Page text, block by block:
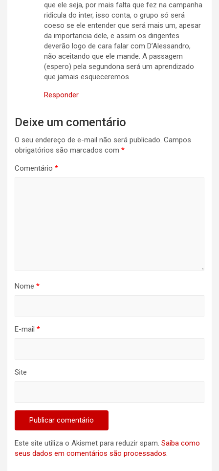
que ele seja, por mais falta que fez na campanha
ridicula do inter, isso conta, o grupo só será
coeso se ele entender que será mais um, apesar
da importancia dele, e assim os dirigentes
deverão logo de cara falar com D’Alessandro,
não aceitando que ele mande. A passagem
(espero) pela segundona será um aprendizado
que jamais esqueceremos.
Responder
Deixe um comentário
O seu endereço de e-mail não será publicado. Campos
obrigatórios são marcados com *
Comentário *
Nome *
E-mail *
Site
Este site utiliza o Akismet para reduzir spam. Saiba como
seus dados em comentários são processados.